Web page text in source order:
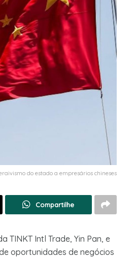
do estado a empresários chineses
Compartilhe
TINKT Intl Trade, Yin Pan, e
oportunidades de negócios